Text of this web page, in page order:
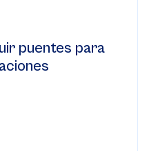
puentes para